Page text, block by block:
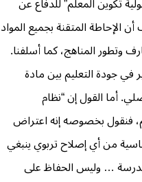
الإحاطة المتقنة بجميع المواد
المناهج، كما أسلفنا.
في جودة التعليم بين مادة
أما القول إن “نظام
فنقول بخصوصه إنه اعتراض
من أي إصلاح تربوي ينبغي
… وليس الحفاظ على